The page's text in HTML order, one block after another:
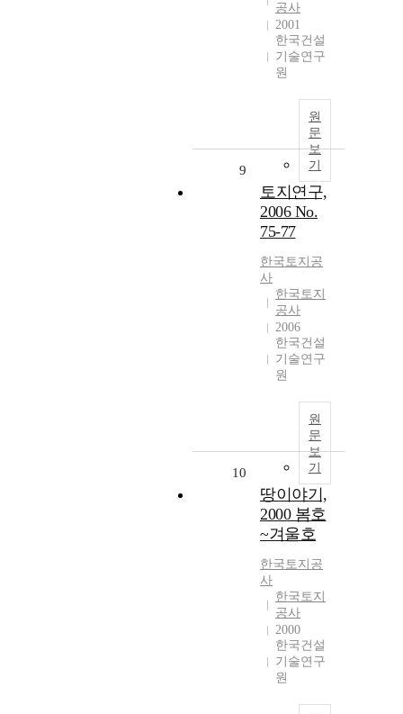
공사
2001
한국건설
기술연구
원
원
문
보
기
9
토지연구,
2006 No.
75-77
한국토지공
사
한국토지
공사
2006
한국건설
기술연구
원
원
문
보
기
10
땅이야기,
2000 봄호
~겨울호
한국토지공
사
한국토지
공사
2000
한국건설
기술연구
원